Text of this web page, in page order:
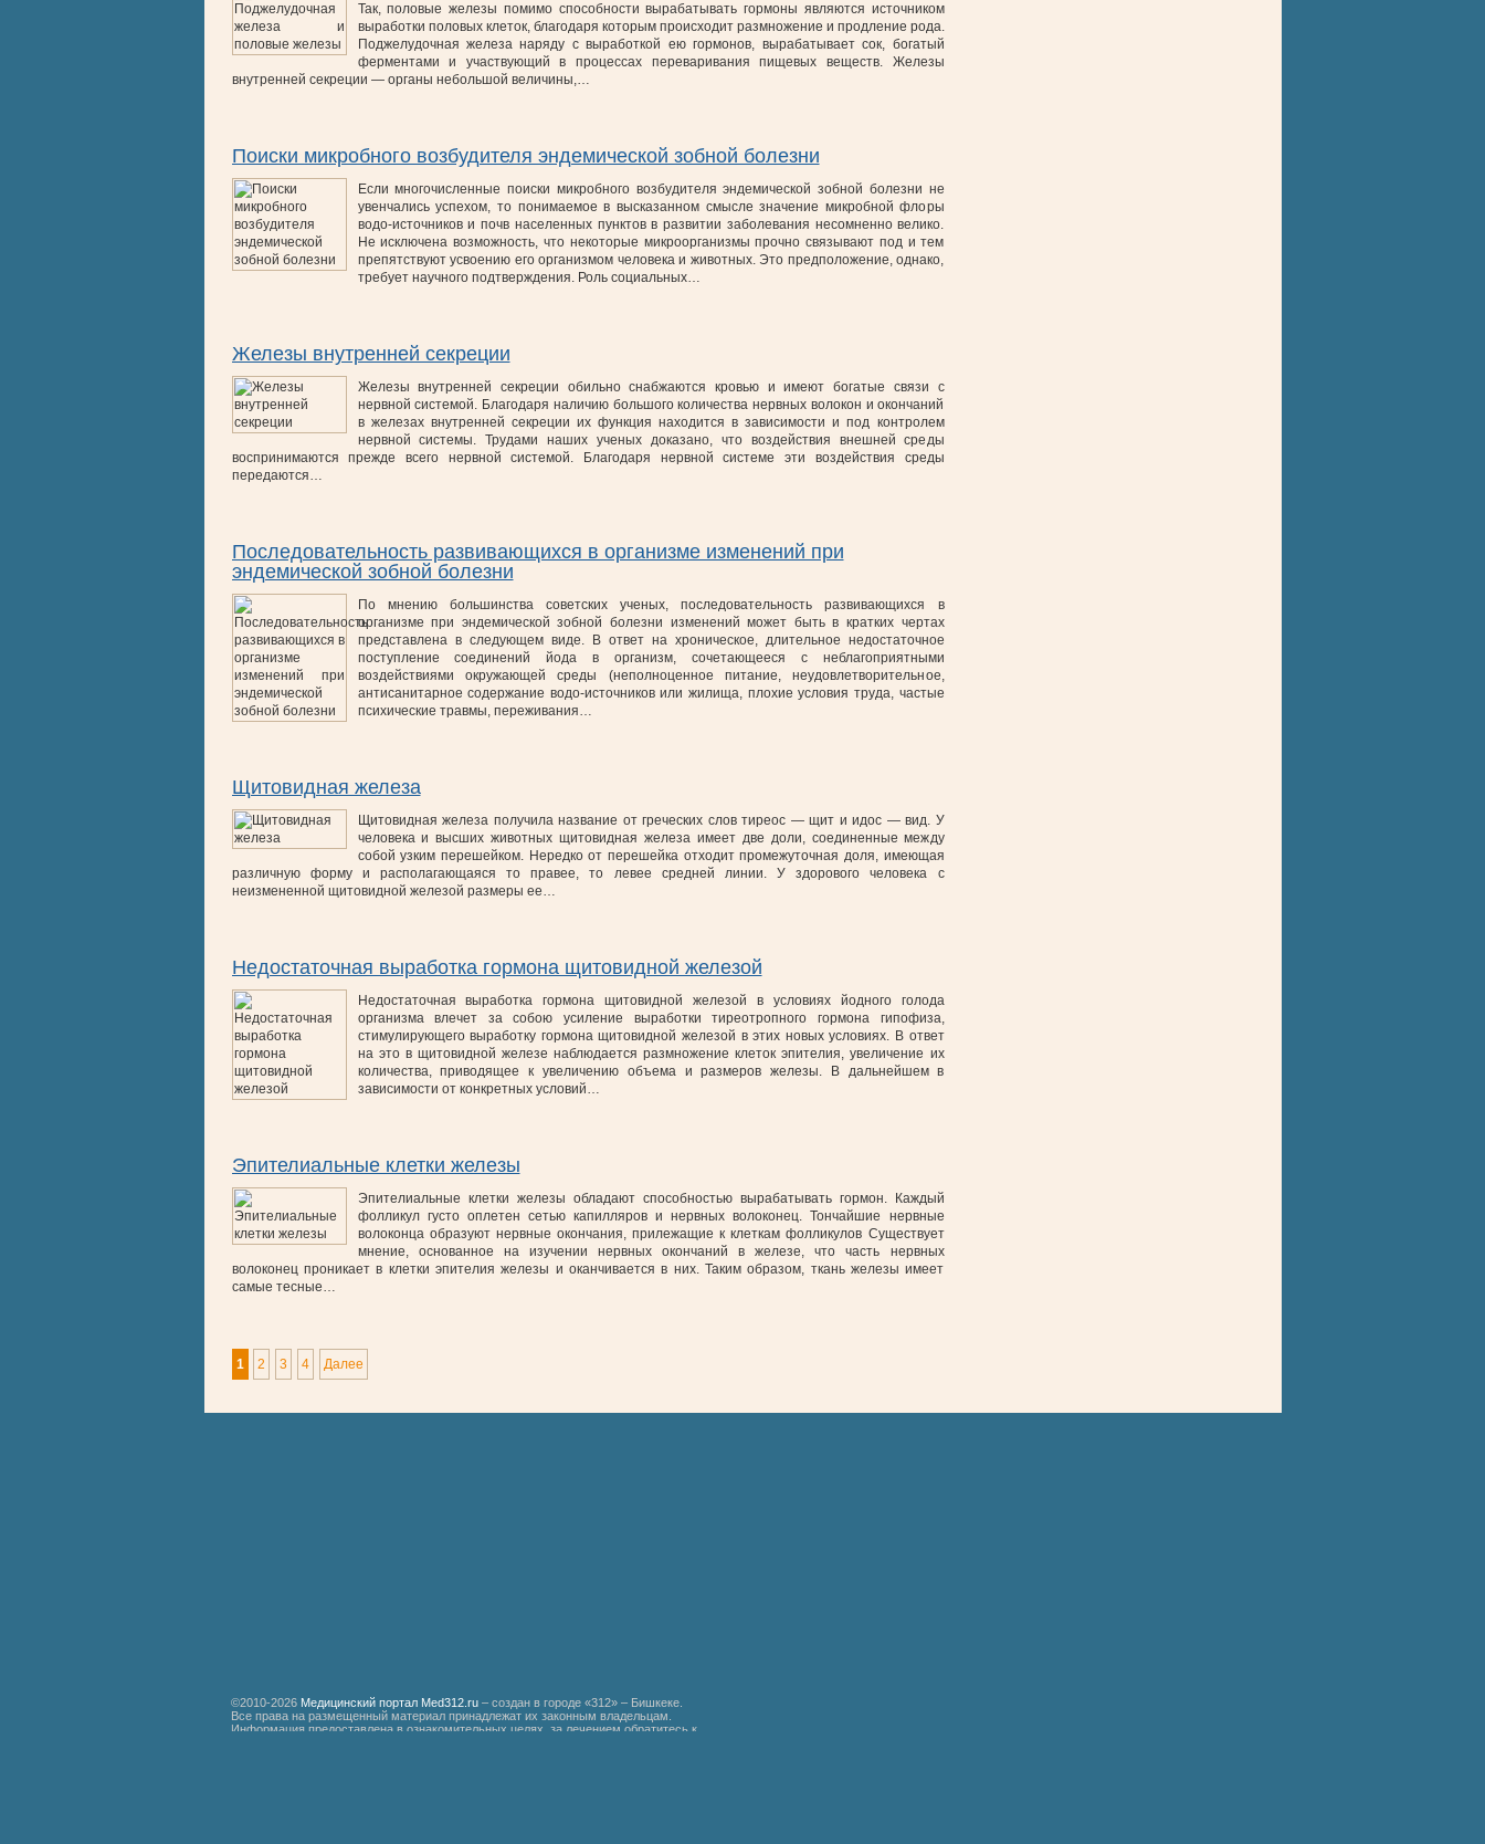
Так, половые железы помимо способности вырабатывать гормоны являются источником
выработки половых клеток, благодаря которым происходит размножение и продление рода.
Поджелудочная железа наряду с выработкой ею гормонов, вырабатывает сок, богатый
ферментами и участвующий в процессах переваривания пищевых веществ. Железы
внутренней секреции — органы небольшой величины,…
Поиски микробного возбудителя эндемической зобной болезни
Если многочисленные поиски микробного возбудителя эндемической зобной болезни не
увенчались успехом, то понимаемое в высказанном смысле значение микробной флоры
водо-источников и почв населенных пунктов в развитии заболевания несомненно велико.
Не исключена возможность, что некоторые микроорганизмы прочно связывают под и тем
препятствуют усвоению его организмом человека и животных. Это предположение, однако,
требует научного подтверждения. Роль социальных…
Железы внутренней секреции
Железы внутренней секреции обильно снабжаются кровью и имеют богатые связи с
нервной системой. Благодаря наличию большого количества нервных волокон и окончаний
в железах внутренней секреции их функция находится в зависимости и под контролем
нервной системы. Трудами наших ученых доказано, что воздействия внешней среды
воспринимаются прежде всего нервной системой. Благодаря нервной системе эти воздействия среды
передаются…
Последовательность развивающихся в организме изменений при
эндемической зобной болезни
По мнению большинства советских ученых, последовательность развивающихся в
организме при эндемической зобной болезни изменений может быть в кратких чертах
представлена в следующем виде. В ответ на хроническое, длительное недостаточное
поступление соединений йода в организм, сочетающееся с неблагоприятными
воздействиями окружающей среды (неполноценное питание, неудовлетворительное,
антисанитарное содержание водо-источников или жилища, плохие условия труда, частые
психические травмы, переживания…
Щитовидная железа
Щитовидная железа получила название от греческих слов тиреос — щит и идос — вид. У
человека и высших животных щитовидная железа имеет две доли, соединенные между
собой узким перешейком. Нередко от перешейка отходит промежуточная доля, имеющая
различную форму и располагающаяся то правее, то левее средней линии. У здорового человека с
неизмененной щитовидной железой размеры ее…
Недостаточная выработка гормона щитовидной железой
Недостаточная выработка гормона щитовидной железой в условиях йодного голода
организма влечет за собою усиление выработки тиреотропного гормона гипофиза,
стимулирующего выработку гормона щитовидной железой в этих новых условиях. В ответ
на это в щитовидной железе наблюдается размножение клеток эпителия, увеличение их
количества, приводящее к увеличению объема и размеров железы. В дальнейшем в
зависимости от конкретных условий…
Эпителиальные клетки железы
Эпителиальные клетки железы обладают способностью вырабатывать гормон. Каждый
фолликул густо оплетен сетью капилляров и нервных волоконец. Тончайшие нервные
волоконца образуют нервные окончания, прилежащие к клеткам фолликулов Существует
мнение, основанное на изучении нервных окончаний в железе, что часть нервных
волоконец проникает в клетки эпителия железы и оканчивается в них. Таким образом, ткань железы имеет
самые тесные…
1 2 3 4 Далее
©2010-2026 Медицинский портал Med312.ru – создан в городе «312» – Бишкеке.
Все права на размещенный материал принадлежат их законным владельцам.
Информация предоставлена в ознакомительных целях, за лечением обратитесь к